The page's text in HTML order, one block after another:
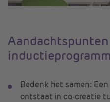
Bedenk het samen:
ontstaat in co-creatie